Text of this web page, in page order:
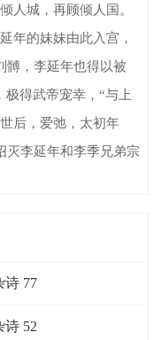
人城，再顾倾人国。
年的妹妹由此入宫，
髆，李延年也得以被
极得武帝宠幸，“与上
后，爱弛，太初年
灭李延年和李季兄弟宗
诗 77
诗 52